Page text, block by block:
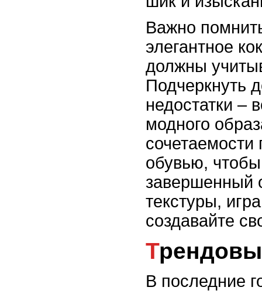
Важно
элегантное
должны
Подчеркнуть
недостатки –
модного
сочетаемости
обувью,
завершенный
текстуры,
создавайте
В последние